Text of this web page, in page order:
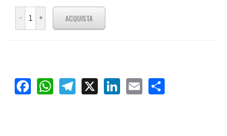
Facebook
WhatsApp
Telegram
X LinkedIn
Email